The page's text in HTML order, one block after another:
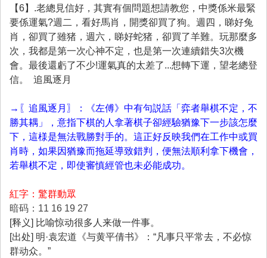
【6】.老總見信好，其實有個問題想請教您，中獎係米最緊
要係運氣?週二，看好馬肖，開獎卻買了狗。週四，睇好兔
肖，卻買了雖猪，週六，睇好蛇猪，卻買了羊難。玩那麼多
次，我都是第一次心神不定，也是第一次連續錯失3次機
會。最後還虧了不少!運氣真的太差了...想轉下運，望老總登
信。 追風逐月
→〖追風逐月〗：《左傅》中有句説話「弈者舉棋不定，不
勝其耦」，意指下棋的人拿著棋子卻經驗猶豫下一步該怎麼
下，這様是無法戰勝對手的。這正好反映我們在工作中或買
肖時，如果因猶豫而拖延導致錯判，便無法順利拿下機會，
若舉棋不定，即使審慎經管也未必能成功。
紅字：驚群動眾
暗码：11 16 19 27
[释义] 比喻惊动很多人来做一件事。
[出处] 明·袁宏道《与黄平倩书》：“凡事只平常去，不必惊
群动众。”